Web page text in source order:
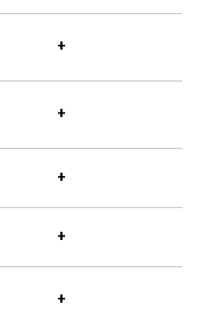
+
+
+
+
+